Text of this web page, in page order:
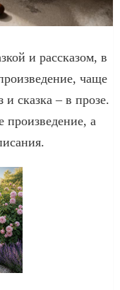
и рассказом, в
чаще
и сказка – в прозе.
произведение, а